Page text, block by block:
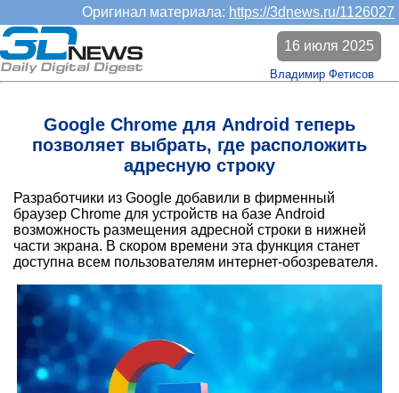
Оригинал материала: https://3dnews.ru/1126027
Google Chrome для Android теперь
позволяет выбрать, где расположить
адресную строку
16 июля 2025
Владимир Фетисов
Разработчики из Google добавили в фирменный
браузер Chrome для устройств на базе Android
возможность размещения адресной строки в нижней
части экрана. В скором времени эта функция станет
доступна всем пользователям интернет-обозревателя.